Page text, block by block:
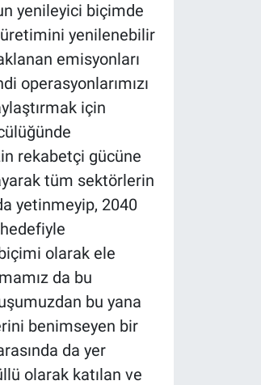
yenileyici biçimde
yenilenebilir
emisyonları
operasyonlarımızı
için
rekabetçi gücüne
tüm sektörlerin
yetinmeyip, 2040
olarak ele
da bu
bu yana
benimseyen bir
da yer
olarak katılan ve